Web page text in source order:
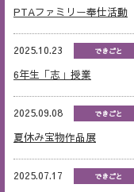
PTAファミリー奉仕活動
2025.10.23 できごと
6年生「志」授業
2025.09.08 できごと
夏休み宝物作品展
2025.07.17 できごと